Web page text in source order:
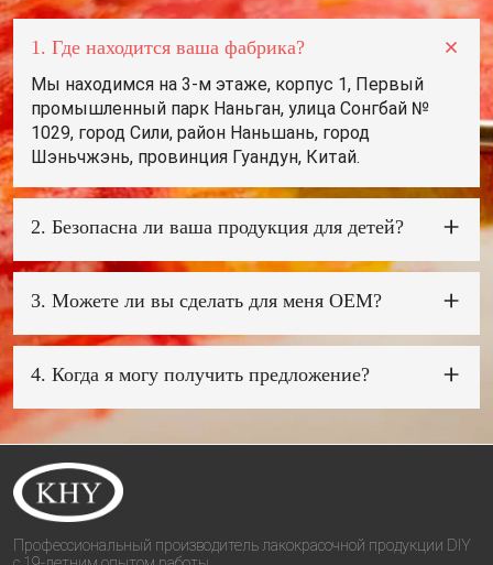
1. Где находится ваша фабрика?
Мы находимся на 3-м этаже, корпус 1, Первый
промышленный парк Наньган, улица Сонгбай №
1029, город Сили, район Наньшань, город
Шэньчжэнь, провинция Гуандун, Китай.
2. Безопасна ли ваша продукция для детей?
импортных чернил. Если вашим целевым рынком
испытаний EN71 и PHTHALATS. Если вашим
целевым рынком является США, мы можем
3. Можете ли вы сделать для меня OEM?
сможем предложить лучший дизайн.
4. Когда я могу получить предложение?
после получения вашего запроса. Если вам очень
срочно нужно получить предложение, позвоните
нам или сообщите нам свой адрес электронной
почты, чтобы мы могли ответить вам в
приоритетном порядке.
Профессиональный производитель лакокрасочной продукции DIY